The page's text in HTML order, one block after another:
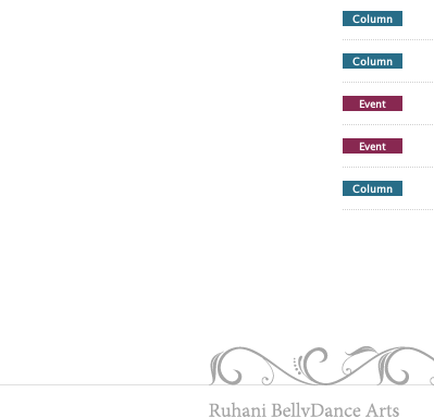
Column
Column
Event
Event
Column